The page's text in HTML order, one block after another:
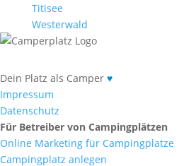
Titisee
Westerwald
Dein Platz als Camper ♥
Impressum
Datenschutz
Für Betreiber von Campingplätzen
Online Marketing für Campingplatze
Campingplatz anlegen